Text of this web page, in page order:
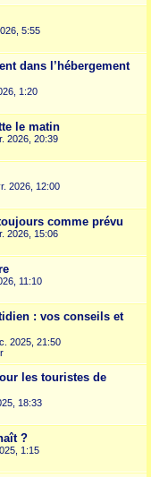
5:55
dans l’hébergement
1:20
le matin
2026, 20:39
2026, 12:00
comme prévu
2026, 15:06
11:10
: vos conseils et
2025, 21:50
les touristes de
18:33
?
1:15